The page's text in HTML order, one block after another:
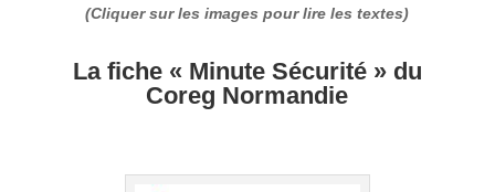
(Cliquer sur les images pour lire les textes)
La fiche « Minute Sécurité » du
Coreg Normandie